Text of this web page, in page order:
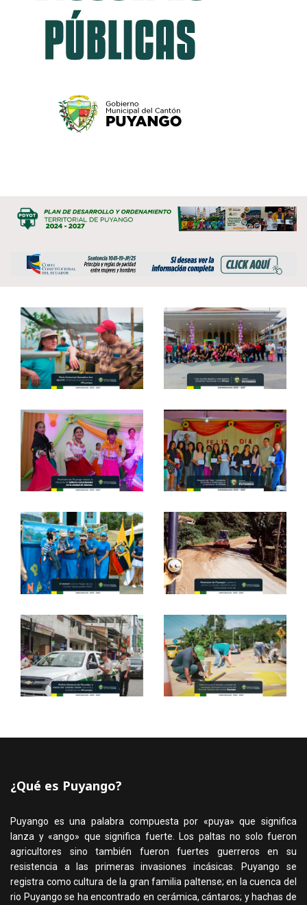
¿Qué es Puyango?
Puyango es una palabra compuesta por «puya» que significa
lanza y «ango» que significa fuerte. Los paltas no solo fueron
agricultores sino también fueron fuertes guerreros en su
resistencia a las primeras invasiones incásicas. Puyango se
registra como cultura de la gran familia paltense; en la cuenca del
rio Puyango se ha encontrado en cerámica, cántaros; y hachas de